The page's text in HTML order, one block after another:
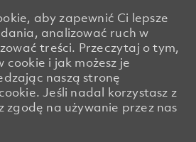
aby zapewnić Ci lepsze
analizować ruch w
treści. Przeczytaj o tym,
cookie i jak możesz je
naszą stronę
Jeśli nadal korzystasz z
zgodę na używanie przez nas